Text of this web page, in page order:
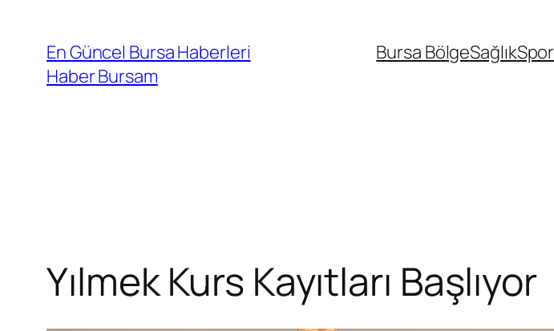
En Güncel Bursa Haberleri
Haber Bursam
Bursa BölgeSağlıkSpor
Yılmek Kurs Kayıtları Başlıyor